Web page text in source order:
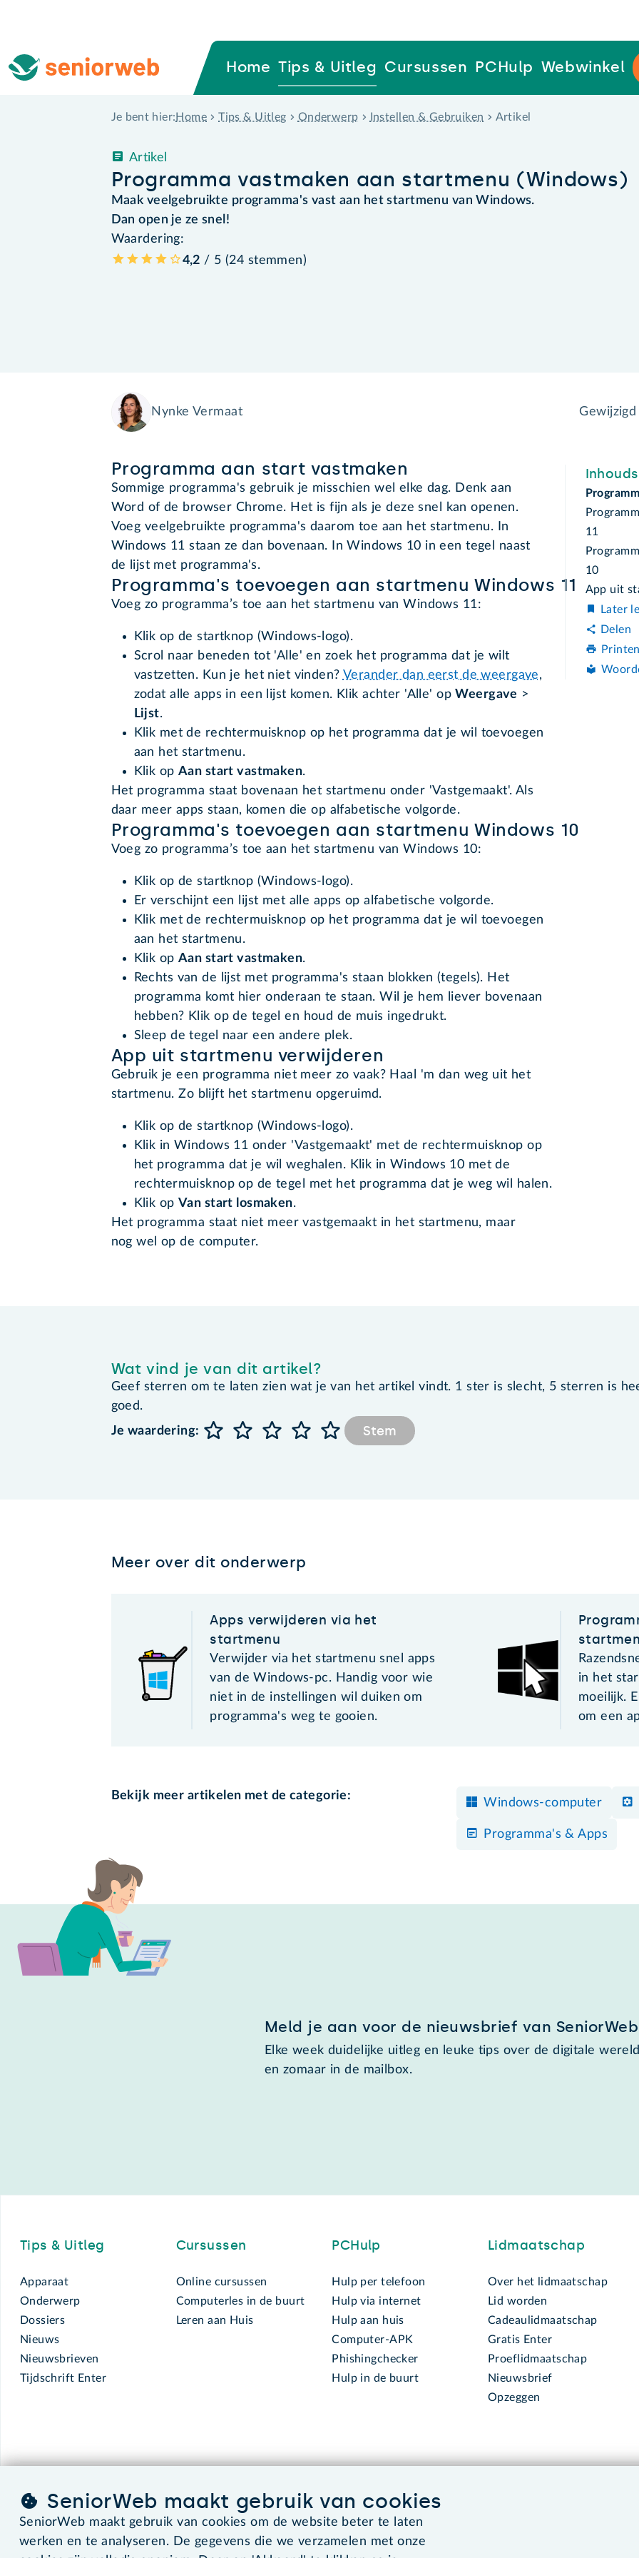
Home Tips & Uitleg Cursussen PCHulp Webwinkel
Je bent hier: Home Tips & Uitleg Onderwerp Instellen & Gebruiken Artikel
Programma vastmaken aan startmenu (Windows)
Artikel
Maak veelgebruikte programma's vast aan het startmenu van Windows.
Dan open je ze snel!
Waardering:
4,2 / 5 (24 stemmen)
Nynke Vermaat
Programma aan start vastmaken
Sommige programma's gebruik je misschien wel elke dag. Denk aan
Word of de browser Chrome. Het is fijn als je deze snel kan openen.
Voeg veelgebruikte programma's daarom toe aan het startmenu. In
Windows 11 staan ze dan bovenaan. In Windows 10 in een tegel naast
de lijst met programma's.
Programma's toevoegen aan startmenu Windows 11
Voeg zo programma’s toe aan het startmenu van Windows 11:
Klik op de startknop (Windows-logo).
Scrol naar beneden tot 'Alle' en zoek het programma dat je wilt
vastzetten. Kun je het niet vinden? Verander dan eerst de weergave,
zodat alle apps in een lijst komen. Klik achter 'Alle' opWeergave >
Lijst.
Klik met de rechtermuisknop op het programma dat je wil toevoegen
aan het startmenu.
Klik op Aan start vastmaken.
Het programma staat bovenaan het startmenu onder 'Vastgemaakt'. Als
daar meer apps staan, komen die op alfabetische volgorde.
Programma's toevoegen aan startmenu Windows 10
Voeg zo programma’s toe aan het startmenu van Windows 10:
Klik op de startknop (Windows-logo).
Er verschijnt een lijst met alle apps op alfabetische volgorde.
Klik met de rechtermuisknop op het programma dat je wil toevoegen
aan het startmenu.
Klik op Aan start vastmaken.
Rechts van de lijst met programma's staan blokken (tegels). Het
programma komt hier onderaan te staan. Wil je hem liever bovenaan
hebben? Klik op de tegel en houd de muis ingedrukt.
Sleep de tegel naar een andere plek.
App uit startmenu verwijderen
Gebruik je een programma niet meer zo vaak? Haal 'm dan weg uit het
startmenu. Zo blijft het startmenu opgeruimd.
Klik op de startknop (Windows-logo).
Klik in Windows 11 onder 'Vastgemaakt' met de rechtermuisknop op
het programma dat je wil weghalen. Klik in Windows 10 met de
rechtermuisknop op de tegel met het programma dat je weg wil halen.
Klik op Van start losmaken.
Het programma staat niet meer vastgemaakt in het startmenu, maar
nog wel op de computer.
11
10
App uit
Later
Delen
Wat vind je van dit artikel?
Geef sterren om te laten zien wat je van het artikel vindt. 1 ster is slecht, 5 sterren is
goed.
Je waardering:
Stem
Meer over dit onderwerp
Apps verwijderen via het
startmenu
Verwijder via het startmenu snel apps
van de Windows-pc. Handig voor wie
niet in de instellingen wil duiken om
programma's weg te gooien.
in het
moeilijk.
om een
Bekijk meer artikelen met de categorie:
Windows-computer
Programma's & Apps
Meld je aan voor de nieuwsbrief van SeniorWeb
Elke week duidelijke uitleg en leuke tips over de digitale
en zomaar in de mailbox.
Tips & Uitleg
Apparaat
Onderwerp
Dossiers
Nieuws
Nieuwsbrieven
Tijdschrift Enter
Cursussen
Online cursussen
Computerles in de buurt
Leren aan Huis
PCHulp
Hulp per telefoon
Hulp via internet
Hulp aan huis
Computer-APK
Phishingchecker
Hulp in de buurt
Lidmaatschap
Over het lidmaatschap
Lid worden
Cadeaulidmaatschap
Gratis Enter
Proeflidmaatschap
Nieuwsbrief
Opzeggen
SeniorWeb.De computerhulp voor u.
SeniorWeb maakt gebruik van cookies
SeniorWeb maakt gebruik van cookies om de website beter te laten
werken en te analyseren. De gegevens die we verzamelen met onze